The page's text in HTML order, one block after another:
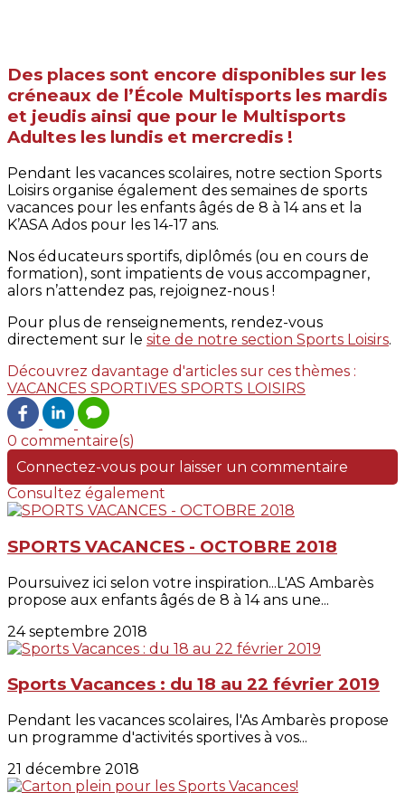
Des places sont encore disponibles sur les
créneaux de l’École Multisports les mardis
et jeudis ainsi que pour le Multisports
Adultes les lundis et mercredis !
Pendant les vacances scolaires, notre section Sports
Loisirs organise également des semaines de sports
vacances pour les enfants âgés de 8 à 14 ans et la
K’ASA Ados pour les 14-17 ans.
Nos éducateurs sportifs, diplômés (ou en cours de
formation), sont impatients de vous accompagner,
alors n’attendez pas, rejoignez-nous !
Pour plus de renseignements, rendez-vous
directement sur le site de notre section Sports Loisirs.
Découvrez davantage d'articles sur ces thèmes :
VACANCES SPORTIVES SPORTS LOISIRS
0 commentaire(s)
Connectez-vous pour laisser un commentaire
Consultez également
SPORTS VACANCES - OCTOBRE 2018
Poursuivez ici selon votre inspiration...L'AS Ambarès
propose aux enfants âgés de 8 à 14 ans une...
24 septembre 2018
Sports Vacances : du 18 au 22 février 2019
Pendant les vacances scolaires, l'As Ambarès propose
un programme d'activités sportives à vos...
21 décembre 2018